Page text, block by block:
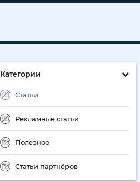
Категории
Статьи
Рекламные статьи
Полезное
Статьи партнёров